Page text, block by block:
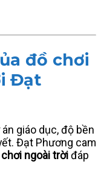
đồ chơi
Đạt
giáo dục, độ bền
Đạt Phương cam
ngoài trờiđáp